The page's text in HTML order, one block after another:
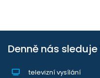
Denně nás sleduje
televizní vysílání